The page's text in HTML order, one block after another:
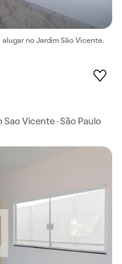
no Jardim São Vicente.
Vicente · São Paulo